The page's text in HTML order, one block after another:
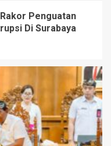
Penguatan
Di Surabaya